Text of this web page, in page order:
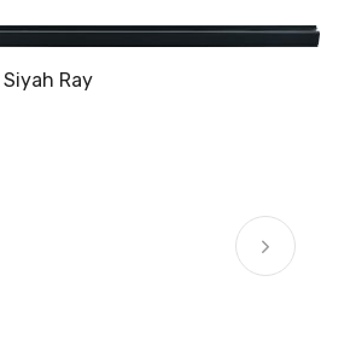
Ray